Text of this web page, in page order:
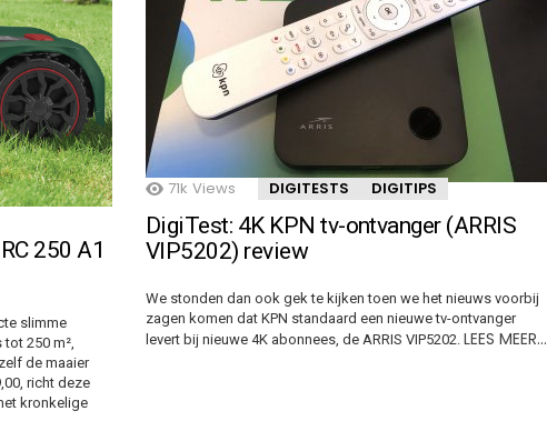
250 A1
slimme
250 m²,
de maaier
richt deze
kronkelige
71k Views DIGITESTS DIGITIPS
DigiTest: 4K KPN tv-ontvanger (ARRIS
VIP5202) review
We stonden dan ook gek te kijken toen we het nieuws voorbij
zagen komen dat KPN standaard een nieuwe tv-ontvanger
levert bij nieuwe 4K abonnees, de ARRIS VIP5202. LEES MEER…